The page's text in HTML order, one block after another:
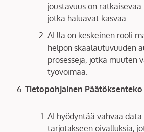
joustavuus on ratkaisevaa
jotka haluavat kasvaa.
AI:lla on keskeinen rooli
helpon skaalautuvuuden
prosesseja, jotka muuten
työvoimaa.
Tietopohjainen Päätöksenteko
AI hyödyntää vahvaa
tarjotakseen oivalluksia,